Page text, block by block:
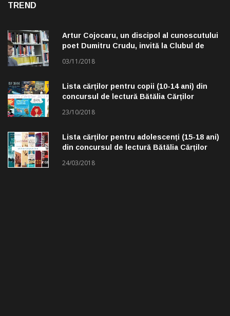
TREND
Artur Cojocaru, un discipol al cunoscutului
poet Dumitru Crudu, invită la Clubul de
03/11/2018
Lista cărților pentru copii (10-14 ani) din
concursul de lectură Bătălia Cărților
23/10/2018
Lista cărților pentru adolescenți (15-18 ani)
din concursul de lectură Bătălia Cărților
24/03/2018